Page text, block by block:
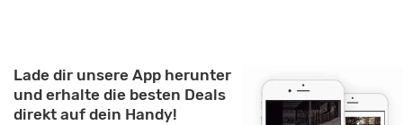
Lade dir unsere App herunter
und erhalte die besten Deals
direkt auf dein Handy!